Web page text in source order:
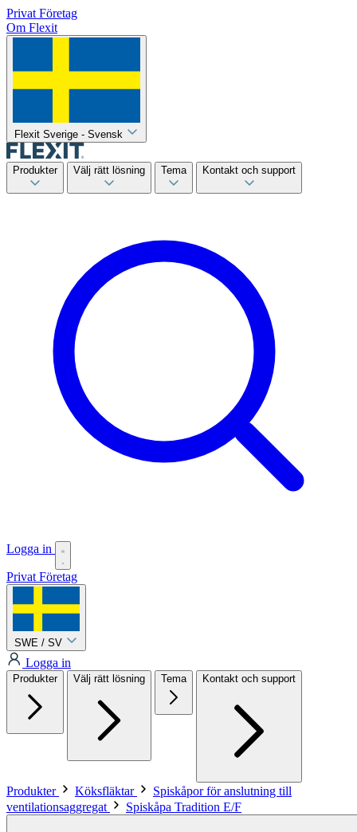
Privat Företag
Om Flexit
Flexit Sverige - Svensk
Produkter Välj rätt lösning Tema Kontakt och support
Logga in
Privat Företag
SWE / SV
Logga in
Produkter Välj rätt lösning Tema Kontakt och support
Produkter Köksfläktar
Spiskåpor för anslutning till
ventilationsaggregat
Spiskåpa Tradition E/F